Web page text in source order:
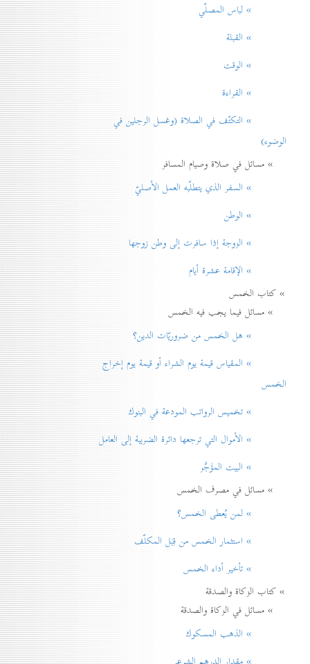
» لباس المصلّي
» القبلة
» الوقت
» القراءة
» التكتّف في الصلاة (وغسل الرجلين في
الوضوء)
» مسائل في صلاة وصيام المسافر
» السفر الذي يتطلّبه العمل الأصليّ
» الوطن
» الزوجة إذا سافرت إلی وطن زوجها
» الإقامة عشرة أيام
» كتاب الخمس
» مسائل فيما يجب فيه الخمس
» هل الخمس من ضروريّات الدين؟
» المقياس قيمة يوم الشراء أو قيمة يوم إخراج
الخمس
» تخميس الرواتب المودعة في البنوك
» الأموال التي ترجعها دائرة الضريبة إلی العامل
» البيت المؤَجَّر
» مسائل في مصرف الخمس
» لمن يُعطی الخمس؟
» استثمار الخمس من قِبَل المكلّف
» تأخير أداء الخمس
» كتاب الزكاة والصدقة
» مسائل في الزكاة والصدقة
» الذهب المسكوك